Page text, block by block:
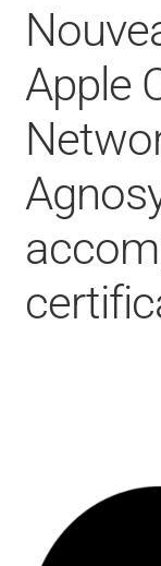
INFORMATIONS
BOUTIQUE
CONTACT
FACEBOOK
PANIER
Apple